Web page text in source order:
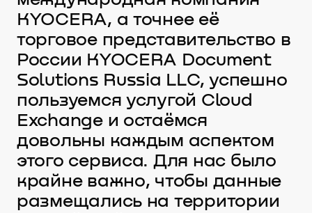
KYOCERA, а точнее её
торговое представительство в
России KYOCERA Document
Solutions Russia LLC, успешно
пользуемся услугой Cloud
Exchange и остаёмся
довольны каждым аспектом
этого сервиса. Для нас было
крайне важно, чтобы данные
размещались на территории